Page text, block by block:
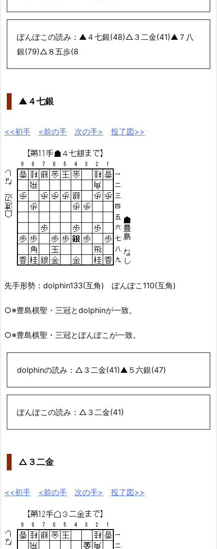
ぽんぽこの読み：▲４七銀(48)△３二金(41)▲７八
銀(79)△８五歩(8
▲４七銀
<<初手 <前の手 次の手> 投了図>>
先手形勢：dolphin133(互角) ぽんぽこ110(互角)
○※豊島棋聖・三冠とdolphinが一致。
○※豊島棋聖・三冠とぽんぽこが一致。
dolphinの読み：△３二金(41)▲５六銀(47)
ぽんぽこの読み：△３二金(41)
△３二金
<<初手 <前の手 次の手> 投了図>>